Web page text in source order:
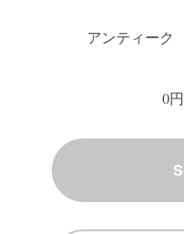
アンティーク
0